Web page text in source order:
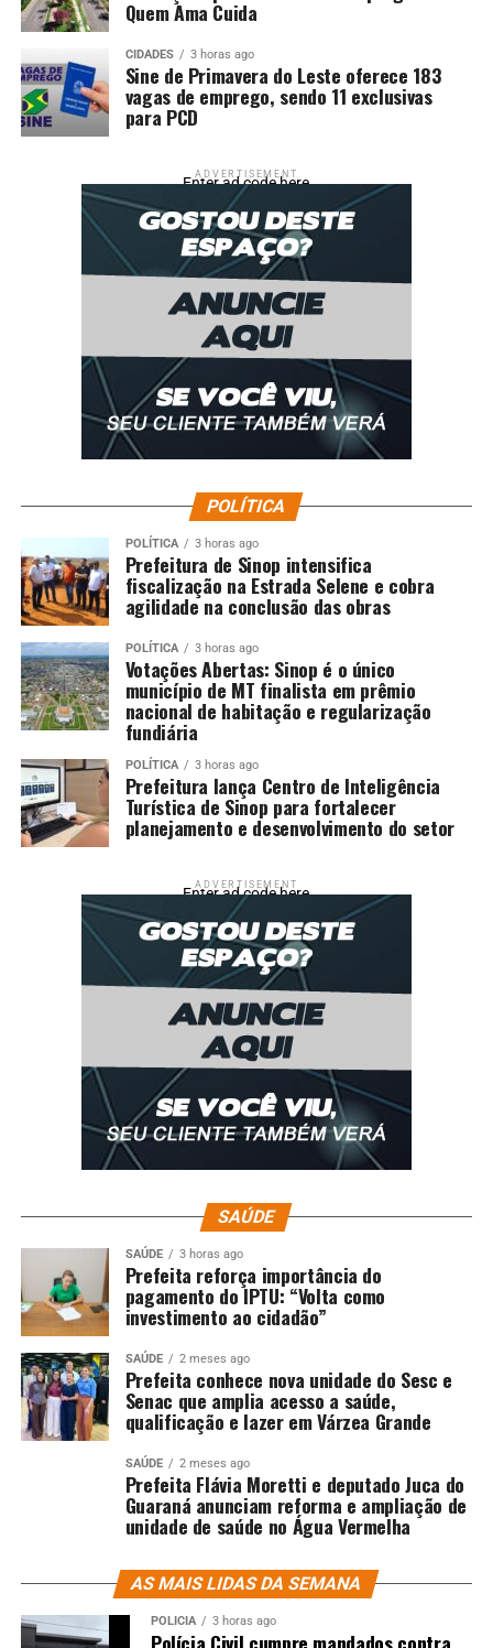
Quem Ama Cuida
CIDADES 3 horas ago
Sine de Primavera do Leste oferece 183
vagas de emprego, sendo 11 exclusivas
para PCD
ADVERTISEMENT
Enter ad code here
POLÍTICA
POLÍTICA 3 horas ago
Prefeitura de Sinop intensifica
fiscalização na Estrada Selene e cobra
agilidade na conclusão das obras
POLÍTICA 3 horas ago
Votações Abertas: Sinop é o único
município de MT finalista em prêmio
nacional de habitação e regularização
fundiária
POLÍTICA 3 horas ago
Prefeitura lança Centro de Inteligência
Turística de Sinop para fortalecer
planejamento e desenvolvimento do setor
ADVERTISEMENT
Enter ad code here
SAÚDE
SAÚDE 3 horas ago
Prefeita reforça importância do
pagamento do IPTU: “Volta como
investimento ao cidadão”
SAÚDE 2 meses ago
Prefeita conhece nova unidade do Sesc e
Senac que amplia acesso a saúde,
qualificação e lazer em Várzea Grande
SAÚDE 2 meses ago
Prefeita Flávia Moretti e deputado Juca do
Guaraná anunciam reforma e ampliação de
unidade de saúde no Água Vermelha
AS MAIS LIDAS DA SEMANA
POLÍCIA 3 horas ago
Polícia Civil cumpre mandados contra